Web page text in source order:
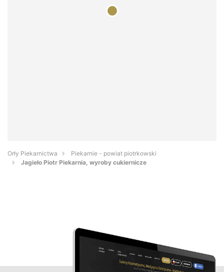
Orły Piekarnictwa
Piekarnie - powiat piotrkowski
Jagieło Piotr Piekarnia, wyroby cukiernicze